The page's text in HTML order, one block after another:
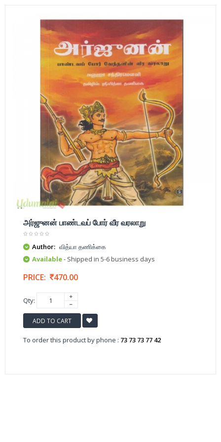
அர்ஜுனன் பாண்டவப் போர் வீர வரலாறு
Author: வித்யா தணிக்கை
Available- Shipped in 5-6 business days
PRICE: 470.00
Qty:
ADD TO CART
To order this product by phone : 73 73 73 77 42